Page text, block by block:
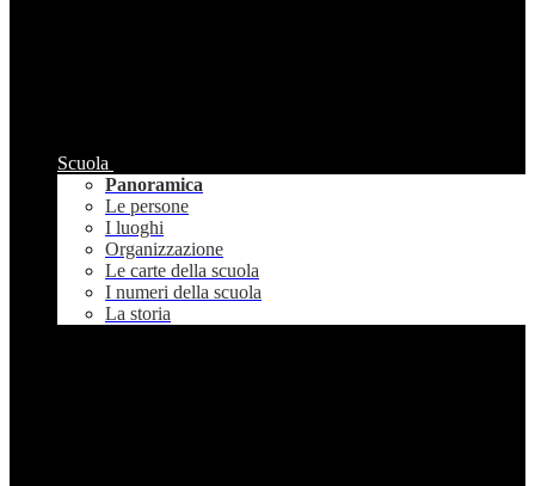
Scuola
Panoramica
Le persone
I luoghi
Organizzazione
Le carte della scuola
I numeri della scuola
La storia